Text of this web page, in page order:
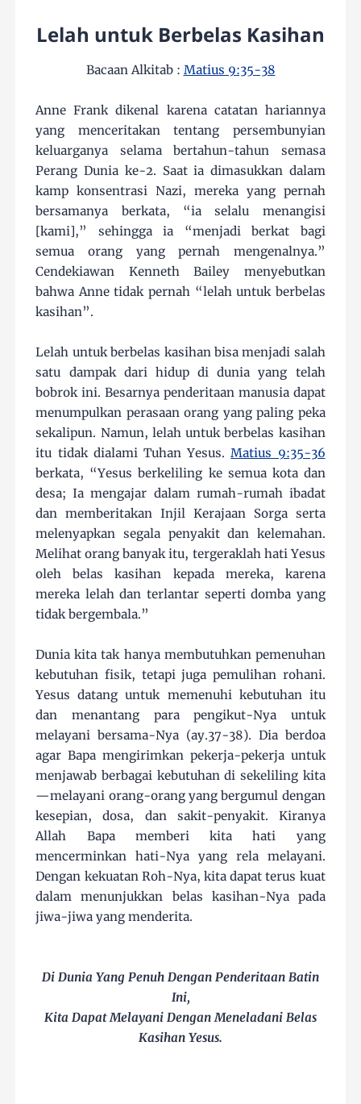
Lelah untuk Berbelas Kasihan
Bacaan Alkitab : Matius 9:35-38
Anne Frank dikenal karena catatan hariannya
yang menceritakan tentang persembunyian
keluarganya selama bertahun-tahun semasa
Perang Dunia ke-2. Saat ia dimasukkan dalam
kamp konsentrasi Nazi, mereka yang pernah
bersamanya berkata, “ia selalu menangisi
[kami],” sehingga ia “menjadi berkat bagi
semua orang yang pernah mengenalnya.”
Cendekiawan Kenneth Bailey menyebutkan
bahwa Anne tidak pernah “lelah untuk berbelas
kasihan”.
Lelah untuk berbelas kasihan bisa menjadi salah
satu dampak dari hidup di dunia yang telah
bobrok ini. Besarnya penderitaan manusia dapat
menumpulkan perasaan orang yang paling peka
sekalipun. Namun, lelah untuk berbelas kasihan
itu tidak dialami Tuhan Yesus.Matius 9:35-36
berkata, “Yesus berkeliling ke semua kota dan
desa; Ia mengajar dalam rumah-rumah ibadat
dan memberitakan Injil Kerajaan Sorga serta
melenyapkan segala penyakit dan kelemahan.
Melihat orang banyak itu, tergeraklah hati Yesus
oleh belas kasihan kepada mereka, karena
mereka lelah dan terlantar seperti domba yang
tidak bergembala.”
Dunia kita tak hanya membutuhkan pemenuhan
kebutuhan fisik, tetapi juga pemulihan rohani.
Yesus datang untuk memenuhi kebutuhan itu
dan menantang para pengikut-Nya untuk
melayani bersama-Nya (ay.37-38). Dia berdoa
agar Bapa mengirimkan pekerja-pekerja untuk
menjawab berbagai kebutuhan di sekeliling kita
—melayani orang-orang yang bergumul dengan
kesepian, dosa, dan sakit-penyakit. Kiranya
Allah Bapa memberi kita hati yang
mencerminkan hati-Nya yang rela melayani.
Dengan kekuatan Roh-Nya, kita dapat terus kuat
dalam menunjukkan belas kasihan-Nya pada
jiwa-jiwa yang menderita.
Di Dunia Yang Penuh Dengan Penderitaan Batin
Ini,
Kita Dapat Melayani Dengan Meneladani Belas
Kasihan Yesus.